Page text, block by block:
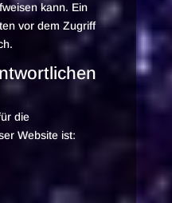
kann. Ein
vor dem Zugriff
die
Website ist: